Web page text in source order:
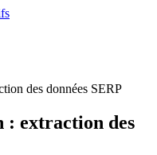
des données SERP
: extraction des